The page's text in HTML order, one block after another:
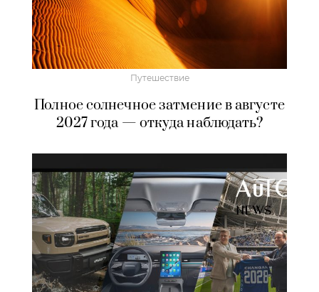
Путешествие
Полное солнечное затмение в августе
2027 года — откуда наблюдать?